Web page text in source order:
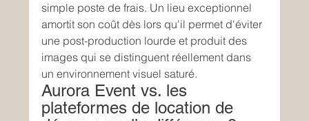
simple poste de frais. Un lieu exceptionnel
amortit son coût dès lors qu'il permet d'éviter
une post-production lourde et produit des
images qui se distinguent réellement dans
un environnement visuel saturé.
Aurora Event vs. les
plateformes de location de